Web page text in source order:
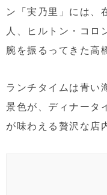
ン「実乃里」には、
人、ヒルトン・コロ
腕を振るってきた高
ランチタイムは青い
景色が、ディナータ
が味わえる贅沢な店